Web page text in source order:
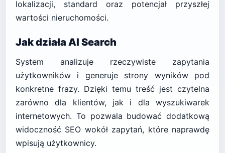
lokalizacji, standard oraz potencjał przyszłej
wartości nieruchomości.
Jak działa AI Search
System analizuje rzeczywiste zapytania
użytkowników i generuje strony wyników pod
konkretne frazy. Dzięki temu treść jest czytelna
zarówno dla klientów, jak i dla wyszukiwarek
internetowych. To pozwala budować dodatkową
widoczność SEO wokół zapytań, które naprawdę
wpisują użytkownicy.